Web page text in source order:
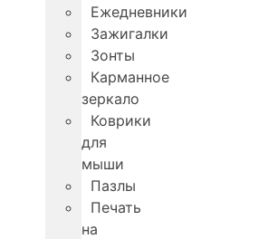
Ежедневники
Зажигалки
Зонты
Карманное
зеркало
Коврики
для
мыши
Пазлы
Печать
на